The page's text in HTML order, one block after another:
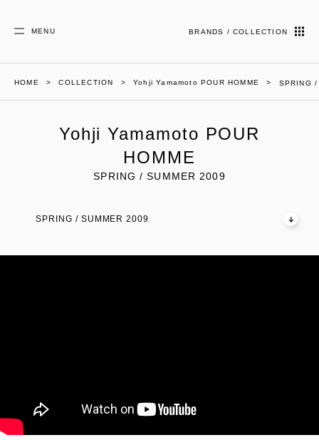
MENU BRANDS / COLLECTION
HOME COLLECTION Yohji Yamamoto POUR HOMME SPRING
Yohji Yamamoto POUR
HOMME
SPRING / SUMMER 2009
SPRING / SUMMER 2009